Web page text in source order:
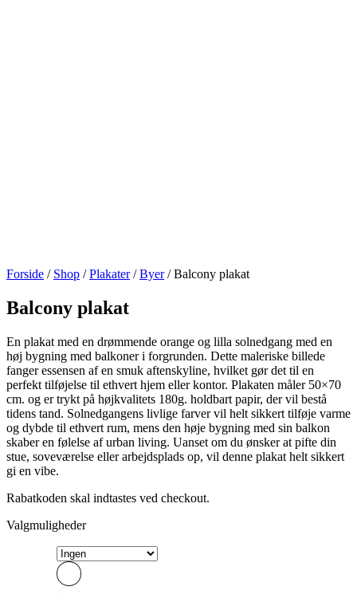
Forside / Shop /Plakater/Byer/ Balcony plakat
Balcony plakat
En plakat med en drømmende orange og lilla solnedgang med en
høj bygning med balkoner i forgrunden. Dette maleriske billede
fanger essensen af ​​en smuk aftenskyline, hvilket gør det til en
perfekt tilføjelse til ethvert hjem eller kontor. Plakaten måler 50×70
cm. og er trykt på højkvalitets 180g. holdbart papir, der vil bestå
tidens tand. Solnedgangens livlige farver vil helt sikkert tilføje varme
og dybde til ethvert rum, mens den høje bygning med sin balkon
skaber en følelse af urban living. Uanset om du ønsker at pifte din
stue, soveværelse eller arbejdsplads op, vil denne plakat helt sikkert
gi en vibe.
Rabatkoden skal indtastes ved checkout.
Valgmuligheder